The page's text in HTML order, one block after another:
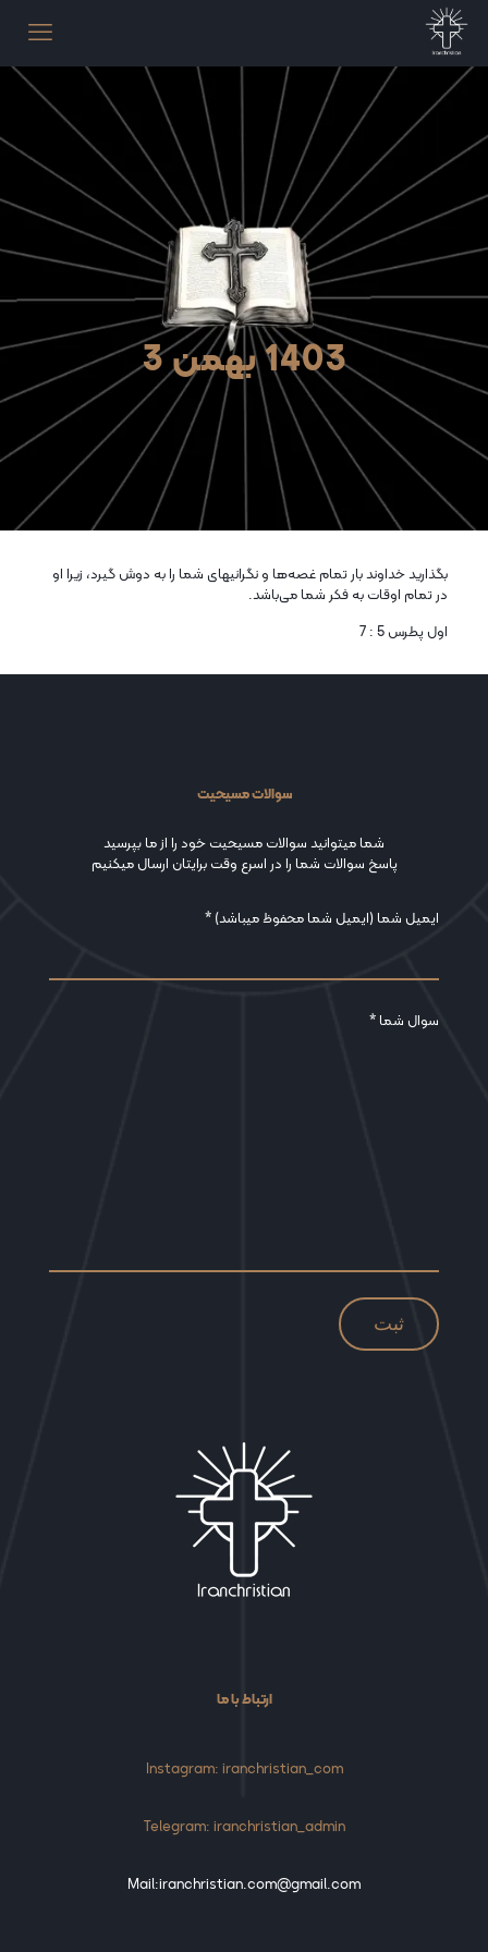
1403 بهمن 3
بگذاريد خداوند بار تمام غصه‌ها و نگرانيهای شما را به دوش گيرد، زيرا او
در تمام اوقات به فكر شما می‌باشد.
اول پطرس 5 : 7
سوالات مسیحیت
شما میتوانید سوالات مسیحیت خود را از ما بپرسید
پاسخ سوالات شما را در اسرع وقت برایتان ارسال میکنیم
ایمیل شما (ایمیل شما محفوظ میباشد) *
سوال شما *
ارتباط با ما
Instagram: iranchristian_com
Telegram: iranchristian_admin
Mail:iranchristian.com@gmail.com